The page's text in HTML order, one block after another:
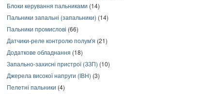
Блоки керування пальниками (14)
Пальники запальні (запальники) (14)
Пальники промислові (66)
Датчики-реле контролю полум'я (21)
Додаткове обладнання (18)
Запально-захисні пристрої (ЗЗП) (10)
Джерела високої напруги (ІВН) (3)
Пелетні пальники (4)